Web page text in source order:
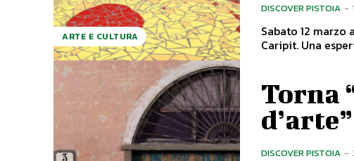
ARTE E CULTURA
DISCOVER PISTOIA -
Sabato 12 marzo
Caripit.
Torna
DISCOVER PISTOIA -